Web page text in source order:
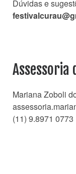
Dúvidas e
Assessoria
Mariana Zoboli
(11) 9.8971 0773